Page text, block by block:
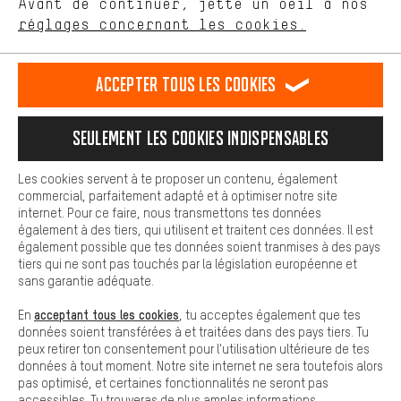
français english
EN Deutsch español
RÉSILIER LE CONTRAT Communauté d'Aix-la-Chapelle
Programme d'affiliation Mentions Légales Protection des données
Conditions générales de vente Plateforme d'Alerte
Reprise des batteries Corepile Paramètres de cookies
Modifier le contraste
Tous les prix s'entendent en euros (MwSt hors) plus les
frais de portpour la livraison versÉtats-Unis.
Avant de continuer, jette un oeil à nos
réglages concernant les cookies.
Plus de confort
est plus confortable. Avec les cookies de confort, nous
Nous pouvons ainsi mettre à ta disposition d'autres contenus et
informations utiles. De plus, tu as la possibilité d'utiliser des
facilement les bons produits. Par exemple, nous proposons une
facilement aux questions.
Cookies de base
Les cookies de base garantissent que tu puisses utiliser les
fonctions de notre site web.
Accepter tous les cookies
Seulement les cookies indispensables
Les cookies servent à te proposer un contenu, également
commercial, parfaitement adapté et à optimiser notre site
internet. Pour ce faire, nous transmettons tes données
également à des tiers, qui utilisent et traitent ces données. Il est
également possible que tes données soient tranmises à des pays
tiers qui ne sont pas touchés par la législation européenne et
sans garantie adéquate.
En acceptant tous les cookies , tu acceptes également que tes
données soient transférées à et traitées dans des pays tiers. Tu
peux retirer ton consentement pour l'utilisation ultérieure de tes
données à tout moment. Notre site internet ne sera toutefois alors
pas optimisé, et certaines fonctionnalités ne seront pas